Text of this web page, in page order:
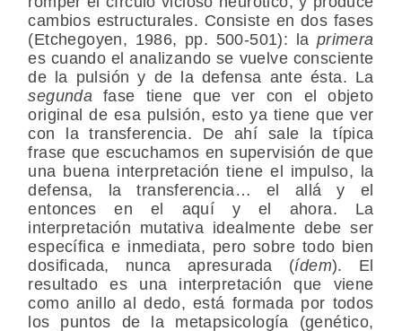
cambios estructurales. Consiste en dos fases
(Etchegoyen, 1986, pp. 500-501): la primera
es cuando el analizando se vuelve consciente
de la pulsión y de la defensa ante ésta. La
segunda fase tiene que ver con el objeto
original de esa pulsión, esto ya tiene que ver
con la transferencia. De ahí sale la típica
frase que escuchamos en supervisión de que
una buena interpretación tiene el impulso, la
defensa, la transferencia… el allá y el
entonces en el aquí y el ahora. La
interpretación mutativa idealmente debe ser
específica e inmediata, pero sobre todo bien
dosificada, nunca apresurada (ídem). El
resultado es una interpretación que viene
como anillo al dedo, está formada por todos
los puntos de la metapsicología (genético,